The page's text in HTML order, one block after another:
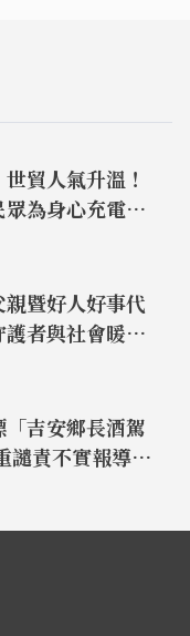
貿人氣升溫！
為身心充電再
親暨好人好事代
者與社會暖心
「吉安鄉長酒駕
譴責不實報導傷